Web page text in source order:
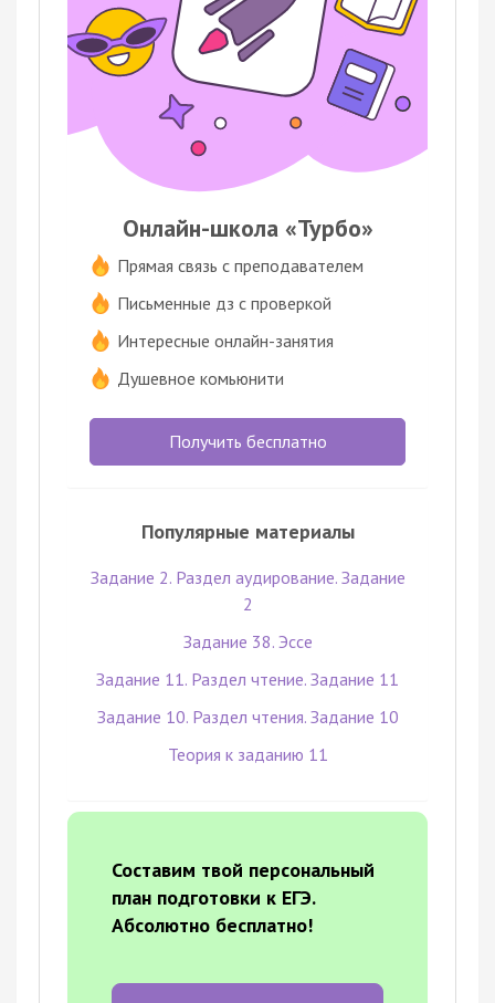
Онлайн-школа «Турбо»
Прямая связь с преподавателем
Письменные дз с проверкой
Интересные онлайн-занятия
Душевное комьюнити
Получить бесплатно
Популярные материалы
Задание 2. Раздел аудирование. Задание
2
Задание 38. Эссе
Задание 11. Раздел чтение. Задание 11
Задание 10. Раздел чтения. Задание 10
Теория к заданию 11
Составим твой персональный
план подготовки к ЕГЭ.
Абсолютно бесплатно!